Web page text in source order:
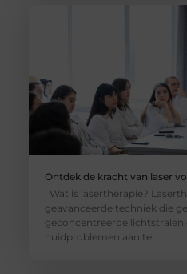
Ontdek de kracht van laser
Wat is lasertherapie?
geavanceerde techniek die
geconcentreerde lichtstralen
huidproblemen aan te